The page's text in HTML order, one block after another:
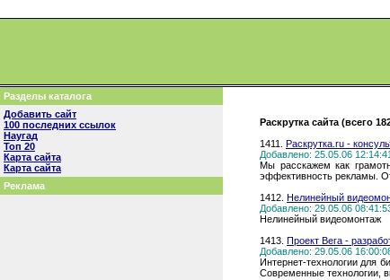
Разделы каталога
Добавить сайт
100 последних ссылок
Наугад
Топ 20
Карта сайта
Карта сайта
Реклама
Раскрутка сайта (всего
1411. Раскрутка.ru -
Добавлено: 25.05.06
Мы расскажем как
эффективность рекламы.
1412. Нелинейный
Добавлено: 29.05.06
Нелинейный видеомонтаж
1413. Проект Вега -
Добавлено: 29.05.06
Интернет-технологии для
Современные технологии,